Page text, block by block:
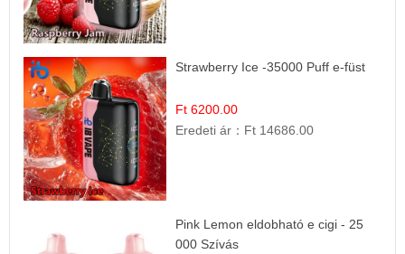
Strawberry Ice -35000 Puff e-füst
Ft 6200.00
Eredeti ár： Ft 14686.00
Pink Lemon eldobható e cigi - 25
000 Szívás